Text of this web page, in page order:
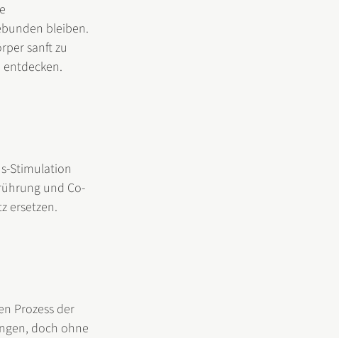
bleiben.
sanft zu
Stimulation
und Co-
ersetzen.
Prozess der
doch ohne